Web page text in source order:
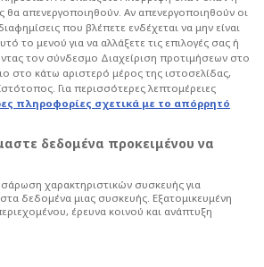
θα απενεργοποιηθούν. Αν απενεργοποιηθούν οι
που βλέπετε ενδέχεται να μην είναι
το μενού για να αλλάξετε τις επιλογές σας ή
τον σύνδεσμο Διαχείριση προτιμήσεων στο
στο κάτω αριστερό μέρος της ιστοσελίδας,
Για περισσότερες λεπτομέρειες
πληροφορίες σχετικά με το απόρρητό
δεδομένα προκειμένου να
χαρακτηριστικών συσκευής για
δεδομένα μιας συσκευής. Εξατομικευμένη
έρευνα κοινού και ανάπτυξη